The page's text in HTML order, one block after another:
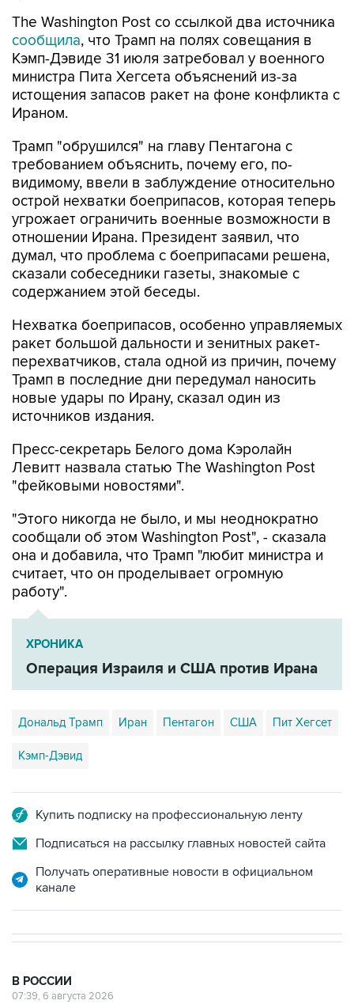
The Washington Post со ссылкой два источника
сообщила, что Трамп на полях совещания в
Кэмп-Дэвиде 31 июля затребовал у военного
министра Пита Хегсета объяснений из-за
истощения запасов ракет на фоне конфликта с
Ираном.
Трамп "обрушился" на главу Пентагона с
требованием объяснить, почему его, по-
видимому, ввели в заблуждение относительно
острой нехватки боеприпасов, которая теперь
угрожает ограничить военные возможности в
отношении Ирана. Президент заявил, что
думал, что проблема с боеприпасами решена,
сказали собеседники газеты, знакомые с
содержанием этой беседы.
Нехватка боеприпасов, особенно управляемых
ракет большой дальности и зенитных ракет-
перехватчиков, стала одной из причин, почему
Трамп в последние дни передумал наносить
новые удары по Ирану, сказал один из
источников издания.
Пресс-секретарь Белого дома Кэролайн
Левитт назвала статью The Washington Post
"фейковыми новостями".
"Этого никогда не было, и мы неоднократно
сообщали об этом Washington Post", - сказала
она и добавила, что Трамп "любит министра и
считает, что он проделывает огромную
работу".
ХРОНИКА
Операция Израиля и США против Ирана
Дональд Трамп Иран Пентагон США Пит Хегсет
Кэмп-Дэвид
Купить подписку на профессиональную ленту
Подписаться на рассылку главных новостей сайта
Получать оперативные новости в официальном
канале
В РОССИИ
07:39, 6 августа 2026